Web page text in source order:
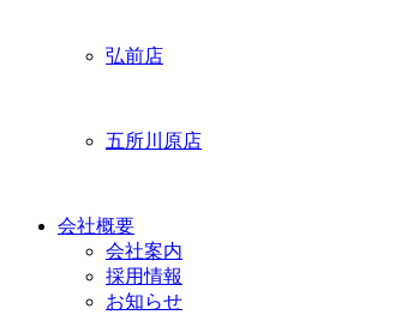
弘前店
五所川原店
会社概要
会社案内
採用情報
お知らせ